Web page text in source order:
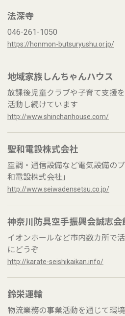
法深寺
046-261-1050
https://honmon-butsuryushu.or.jp/
地域家族しんちゃんハウス
放課後児童クラブや子育て支援
活動し続けています
http://www.shinchanhouse.com/
聖和電設株式会社
空調・通信設備など電気設備の
和電設株式会社」
http://www.seiwadensetsu.co.jp/
神奈川防具空手振興会誠志会
イオンホールなど市内数カ所で
にどうぞ
http://karate-seishikaikan.info/
鈴栄運輸
物流業務の事業活動を通じて環